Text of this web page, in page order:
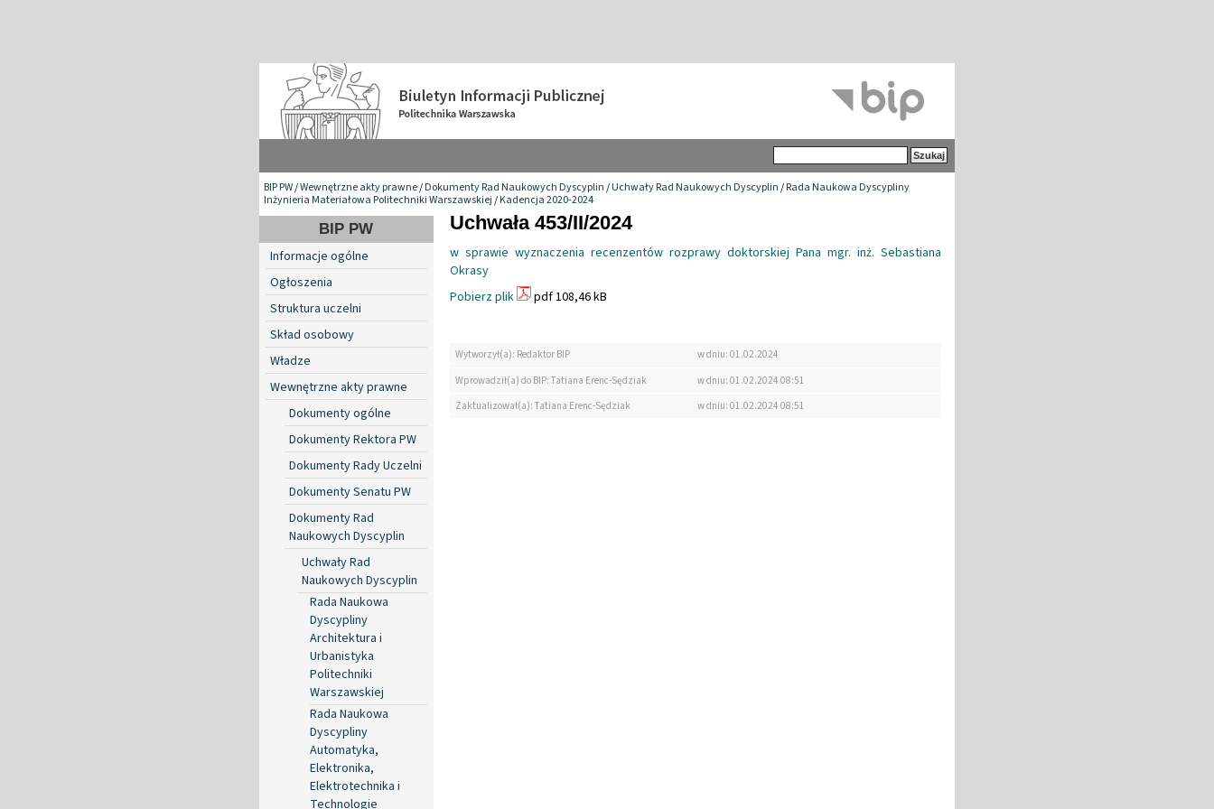
BIP PW/Wewnętrzne akty prawne/Dokumenty Rad Naukowych Dyscyplin/Uchwały Rad Naukowych Dyscyplin/Rada Naukowa Dyscypliny
Inżynieria Materiałowa Politechniki Warszawskiej/Kadencja 2020-2024
BIP PW
Informacje ogólne
Ogłoszenia
Struktura uczelni
Skład osobowy
Władze
Wewnętrzne akty prawne
Dokumenty ogólne
Dokumenty Rektora PW
Dokumenty Rady Uczelni
Dokumenty Senatu PW
Dokumenty Rad
Naukowych Dyscyplin
Uchwały Rad
Naukowych Dyscyplin
Rada Naukowa
Dyscypliny
Architektura i
Urbanistyka
Politechniki
Warszawskiej
Rada Naukowa
Dyscypliny
Automatyka,
Elektronika,
Elektrotechnika i
Technologie
Uchwała 453/II/2024
w sprawie wyznaczenia recenzentów rozprawy doktorskiej Pana mgr. inż. Sebastiana
Okrasy
Pobierz plik
pdf 108,46 kB
Wytworzył(a): Redaktor BIP
w dniu: 01.02.2024
Wprowadził(a) do BIP: Tatiana Erenc-Sędziak
w dniu: 01.02.2024 08:51
Zaktualizował(a): Tatiana Erenc-Sędziak
w dniu: 01.02.2024 08:51